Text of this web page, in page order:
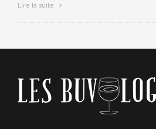
Lire la suite